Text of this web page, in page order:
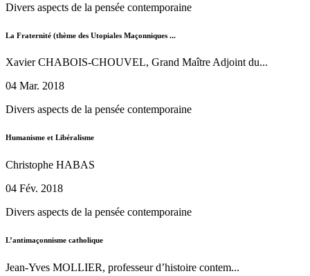
Divers aspects de la pensée contemporaine
La Fraternité (thème des Utopiales Maçonniques ...
Xavier CHABOIS-CHOUVEL, Grand Maître Adjoint du...
04 Mar. 2018
Divers aspects de la pensée contemporaine
Humanisme et Libéralisme
Christophe HABAS
04 Fév. 2018
Divers aspects de la pensée contemporaine
L’antimaçonnisme catholique
Jean-Yves MOLLIER, professeur d’histoire contem...